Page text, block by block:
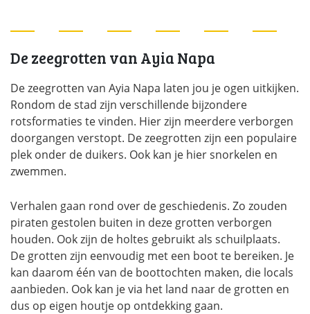
De zeegrotten van Ayia Napa
De zeegrotten van Ayia Napa laten jou je ogen uitkijken.
Rondom de stad zijn verschillende bijzondere
rotsformaties te vinden. Hier zijn meerdere verborgen
doorgangen verstopt. De zeegrotten zijn een populaire
plek onder de duikers. Ook kan je hier snorkelen en
zwemmen.
Verhalen gaan rond over de geschiedenis. Zo zouden
piraten gestolen buiten in deze grotten verborgen
houden. Ook zijn de holtes gebruikt als schuilplaats.
De grotten zijn eenvoudig met een boot te bereiken. Je
kan daarom één van de boottochten maken, die locals
aanbieden. Ook kan je via het land naar de grotten en
dus op eigen houtje op ontdekking gaan.